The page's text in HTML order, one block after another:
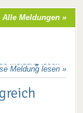
Alle Meldungen »
Meldung lesen »
hat in seiner
Hessen erneut